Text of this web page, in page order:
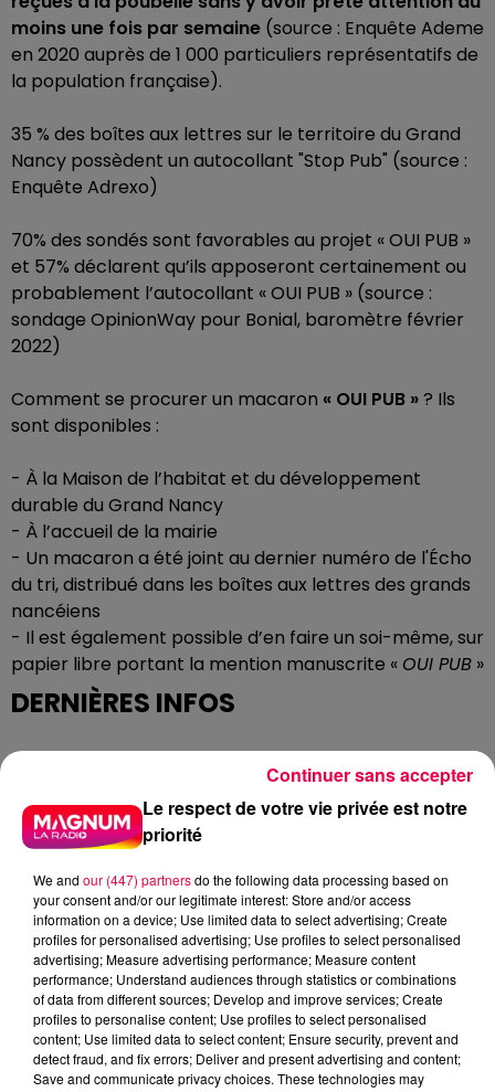
moins une fois par semaine (source : Enquête Ademe
en 2020 auprès de 1 000 particuliers représentatifs de
la population française).
35 % des boîtes aux lettres sur le territoire du Grand
Nancy possèdent un autocollant "Stop Pub" (source :
Enquête Adrexo)
70% des sondés sont favorables au projet « OUI PUB »
et 57% déclarent qu’ils apposeront certainement ou
probablement l’autocollant « OUI PUB » (source :
sondage OpinionWay pour Bonial, baromètre février
2022)
Comment se procurer un macaron « OUI PUB »? Ils
sont disponibles :
- À la Maison de l’habitat et du développement
durable du Grand Nancy
- À l’accueil de la mairie
- Un macaron a été joint au dernier numéro de l'Écho
du tri, distribué dans les boîtes aux lettres des grands
nancéiens
- Il est également possible d’en faire un soi-même, sur
papier libre portant la mention manuscrite « OUI PUB »
DERNIÈRES INFOS
Le respect de votre vie privée est notre
priorité
We and our (447) partnersdo the following data processing based on
your consent and/or our legitimate interest: Store and/or access
information on a device; Use limited data to select advertising; Create
profiles for personalised advertising; Use profiles to select personalised
advertising; Measure advertising performance; Measure content
performance; Understand audiences through statistics or combinations
of data from different sources; Develop and improve services; Create
profiles to personalise content; Use profiles to select personalised
content; Use limited data to select content; Ensure security, prevent and
detect fraud, and fix errors; Deliver and present advertising and content;
Save and communicate privacy choices. These technologies may
Continuer sans accepter